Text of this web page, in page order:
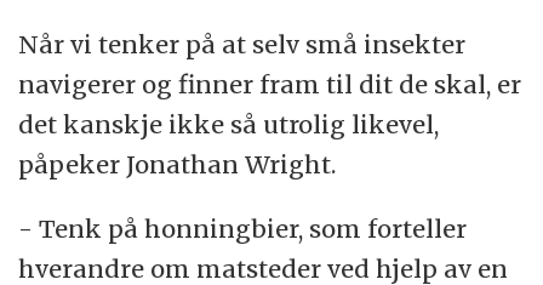
Når vi tenker på at selv små insekter
navigerer og finner fram til dit de skal, er
det kanskje ikke så utrolig likevel,
påpeker Jonathan Wright.
- Tenk på honningbier, som forteller
hverandre om matsteder ved hjelp av en